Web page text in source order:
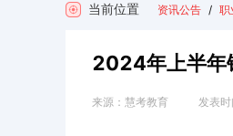
当前位置 资讯公告 / 职
2024年上半年
来源： 慧考教育 发表时